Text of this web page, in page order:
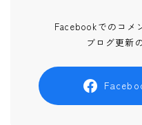
Facebookでのコメ
ブログ更新